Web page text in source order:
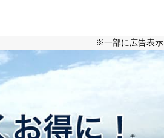
※一部に広告表示